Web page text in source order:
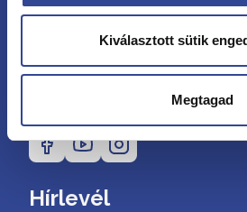
Kiválasztott sütik
Megtagad
Hírlevél